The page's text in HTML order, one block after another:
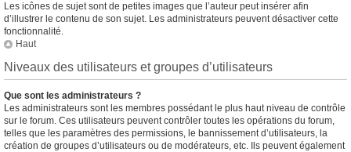
Les icônes de sujet sont de petites images que l’auteur peut insérer afin
d’illustrer le contenu de son sujet. Les administrateurs peuvent désactiver cette
fonctionnalité.
Haut
Niveaux des utilisateurs et groupes d’utilisateurs
Que sont les administrateurs ?
Les administrateurs sont les membres possédant le plus haut niveau de contrôle
sur le forum. Ces utilisateurs peuvent contrôler toutes les opérations du forum,
telles que les paramètres des permissions, le bannissement d’utilisateurs, la
création de groupes d’utilisateurs ou de modérateurs, etc. Ils peuvent également